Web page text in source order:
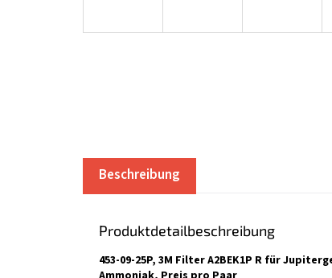
Beschreibung
Produktdetailbeschreibung
453-09-25P, 3M Filter A2BEK1P R für